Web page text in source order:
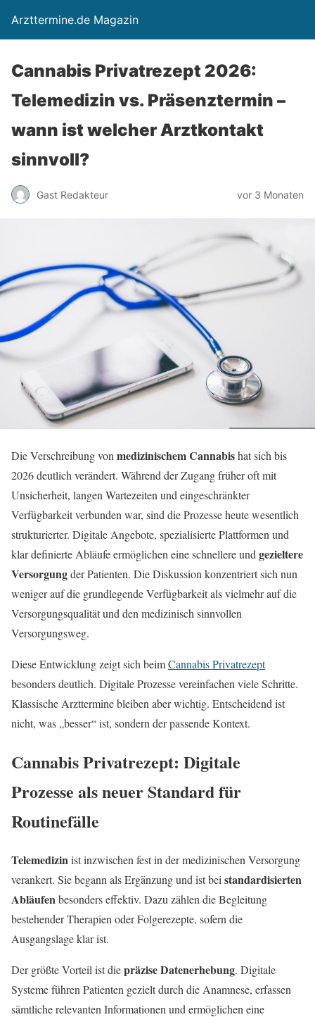
Arzttermine.de Magazin
Cannabis Privatrezept 2026:
Telemedizin vs. Präsenztermin –
wann ist welcher Arztkontakt
sinnvoll?
Gast Redakteur vor 3 Monaten
Die Verschreibung von medizinischem Cannabishat sich bis
2026 deutlich verändert. Während der Zugang früher oft mit
Unsicherheit, langen Wartezeiten und eingeschränkter
Verfügbarkeit verbunden war, sind die Prozesse heute wesentlich
strukturierter. Digitale Angebote, spezialisierte Plattformen und
klar definierte Abläufe ermöglichen eine schnellere und gezieltere
Versorgungder Patienten. Die Diskussion konzentriert sich nun
weniger auf die grundlegende Verfügbarkeit als vielmehr auf die
Versorgungsqualität und den medizinisch sinnvollen
Versorgungsweg.
Diese Entwicklung zeigt sich beimCannabis Privatrezept
besonders deutlich. Digitale Prozesse vereinfachen viele Schritte.
Klassische Arzttermine bleiben aber wichtig. Entscheidend ist
nicht, was „besser“ ist, sondern der passende Kontext.
Cannabis Privatrezept: Digitale
Prozesse als neuer Standard für
Routinefälle
Telemedizinist inzwischen fest in der medizinischen Versorgung
verankert. Sie begann als Ergänzung und ist bei standardisierten
Abläufenbesonders effektiv. Dazu zählen die Begleitung
bestehender Therapien oder Folgerezepte, sofern die
Ausgangslage klar ist.
Der größte Vorteil ist diepräzise Datenerhebung. Digitale
Systeme führen Patienten gezielt durch die Anamnese, erfassen
sämtliche relevanten Informationen und ermöglichen eine